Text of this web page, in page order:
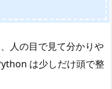
人の目で見て分かりや
は少しだけ頭で整